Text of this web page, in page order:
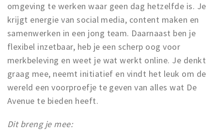
omgeving te werken waar geen dag hetzelfde is. Je
krijgt energie van social media, content maken en
samenwerken in een jong team. Daarnaast ben je
flexibel inzetbaar, heb je een scherp oog voor
merkbeleving en weet je wat werkt online. Je denkt
graag mee, neemt initiatief en vindt het leuk om de
wereld een voorproefje te geven van alles wat De
Avenue te bieden heeft.
Dit breng je mee: